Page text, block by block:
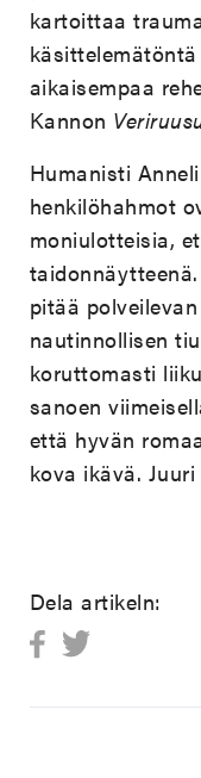
kartoittaa
aikaisempaa
Kannon
Humanisti
henkilöhahmot
moniulotteisia,
pitää
nautinnollisen
koruttomasti
sanoen
että hyvän
kova ikävä. Juuri
Dela artikeln: